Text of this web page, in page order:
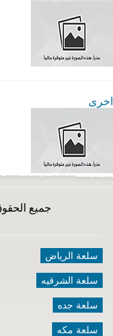
اخرى
جميع
سلعة الرياض
سلعة الشرقيه
سلعة جده
سلعة مكه